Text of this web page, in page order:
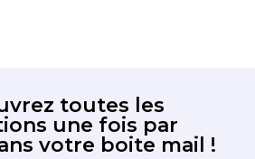
toutes les
une fois par
votre boite mail !